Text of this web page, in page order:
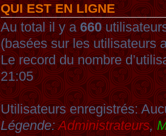
QUI EST EN LIGNE
Au total il y a660
(basées sur les utilisateurs
Le record du nombre
21:05
Utilisateurs enregistrés:
Légende:Administrateurs,